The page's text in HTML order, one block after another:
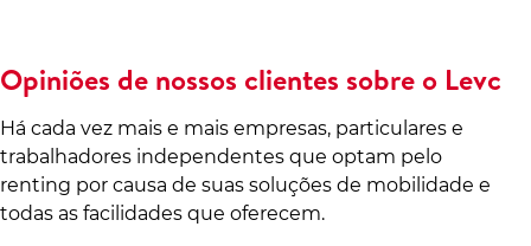
Opiniões de nossos clientes sobre o Levc
Há cada vez mais e mais empresas, particulares e
trabalhadores independentes que optam pelo
renting por causa de suas soluções de mobilidade e
todas as facilidades que oferecem.